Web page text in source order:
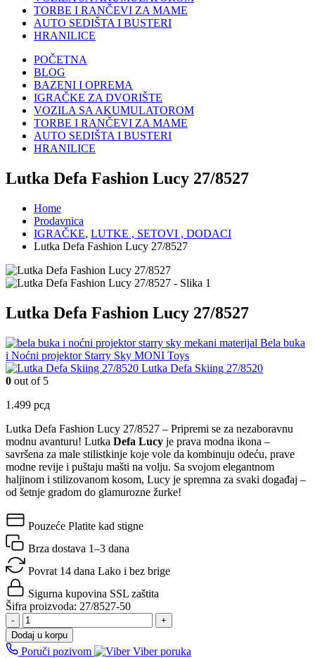
TORBE I RANČEVI ZA MAME
AUTO SEDIŠTA I BUSTERI
HRANILICE
POČETNA
BLOG
BAZENI I OPREMA
IGRAČKE ZA DVORIŠTE
VOZILA SA AKUMULATOROM
TORBE I RANČEVI ZA MAME
AUTO SEDIŠTA I BUSTERI
HRANILICE
Lutka Defa Fashion Lucy 27/8527
Home
Prodavnica
IGRAČKE, LUTKE , SETOVI , DODACI
Lutka Defa Fashion Lucy 27/8527
Lutka Defa Fashion Lucy 27/8527
Bela buka
i Noćni projektor Starry Sky MONI Toys
Lutka Defa Skiing 27/8520
0 out of 5
1.499 рсд
Lutka Defa Fashion Lucy 27/8527 – Pripremi se za nezaboravnu
modnu avanturu! Lutka Defa Lucy je prava modna ikona –
savršena za male stilistkinje koje vole da kombinuju odeću, prave
modne revije i puštaju mašti na volju. Sa svojom elegantnom
haljinom i stilizovanom kosom, Lucy je spremna za svaki događaj –
od šetnje gradom do glamurozne žurke!
Pouzeće Platite kad stigne
Brza dostava 1–3 dana
Povrat 14 dana Lako i bez brige
Sigurna kupovina SSL zaštita
Šifra proizvoda: 27/8527-50
-
+
Dodaj u korpu
Poruči pozivom
Viber poruka